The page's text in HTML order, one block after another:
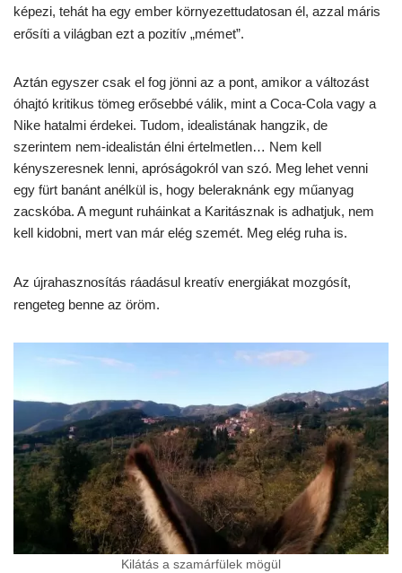
képezi, tehát ha egy ember környezettudatosan él, azzal máris
erősíti a világban ezt a pozitív „mémet”.
Aztán egyszer csak el fog jönni az a pont, amikor a változást
óhajtó kritikus tömeg erősebbé válik, mint a Coca-Cola vagy a
Nike hatalmi érdekei. Tudom, idealistának hangzik, de
szerintem nem-idealistán élni értelmetlen… Nem kell
kényszeresnek lenni, apróságokról van szó. Meg lehet venni
egy fürt banánt anélkül is, hogy beleraknánk egy műanyag
zacskóba. A megunt ruháinkat a Karitásznak is adhatjuk, nem
kell kidobni, mert van már elég szemét. Meg elég ruha is.
Az újrahasznosítás ráadásul kreatív energiákat mozgósít,
rengeteg benne az öröm.
Kilátás a szamárfülek mögül